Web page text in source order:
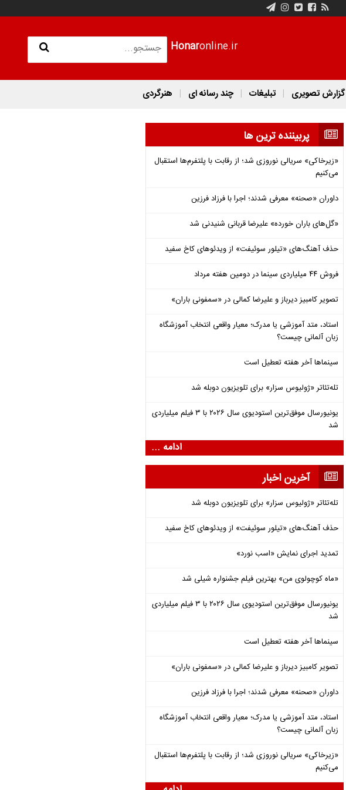
Honaronline.ir
گزارش تصویری تبلیغات چند رسانه ای هنرگردی
پربیننده ترین ها
«زیرخاکی» سریالی نوروزی شد؛ از رقابت با پلتفرم‌ها استقبال
می‌کنیم
داوران «صحنه» معرفی شدند؛ اجرا با فرزاد فرزین
«گل‌های باران خورده» علیرضا قربانی شنیدنی شد
حذف آهنگ‌های «تیلور سوئیفت» از ویدئوهای کاخ سفید
فروش ۴۴ میلیاردی سینما در دومین هفته‌ مرداد
تصویر کامبیز دیرباز و علیرضا کمالی در «سمفونی باران»
استاد، متد آموزشی یا مدرک؛ معیار واقعی انتخاب آموزشگاه
زبان آلمانی چیست؟
سینماها آخر هفته تعطیل است
تله‌تئاتر «ژولیوس سزار» برای تلویزیون دوبله شد
یونیورسال موفق‌ترین استودیوی سال ۲۰۲۶ با ۳ فیلم میلیاردی
شد
ادامه ...
آخرین اخبار
تله‌تئاتر «ژولیوس سزار» برای تلویزیون دوبله شد
حذف آهنگ‌های «تیلور سوئیفت» از ویدئوهای کاخ سفید
تمدید اجرای نمایش «اسب نورد»
«ماه کوچولوی من» بهترین فیلم جشنواره شیلی شد
یونیورسال موفق‌ترین استودیوی سال ۲۰۲۶ با ۳ فیلم میلیاردی
شد
سینماها آخر هفته تعطیل است
تصویر کامبیز دیرباز و علیرضا کمالی در «سمفونی باران»
داوران «صحنه» معرفی شدند؛ اجرا با فرزاد فرزین
استاد، متد آموزشی یا مدرک؛ معیار واقعی انتخاب آموزشگاه
زبان آلمانی چیست؟
«زیرخاکی» سریالی نوروزی شد؛ از رقابت با پلتفرم‌ها استقبال
می‌کنیم